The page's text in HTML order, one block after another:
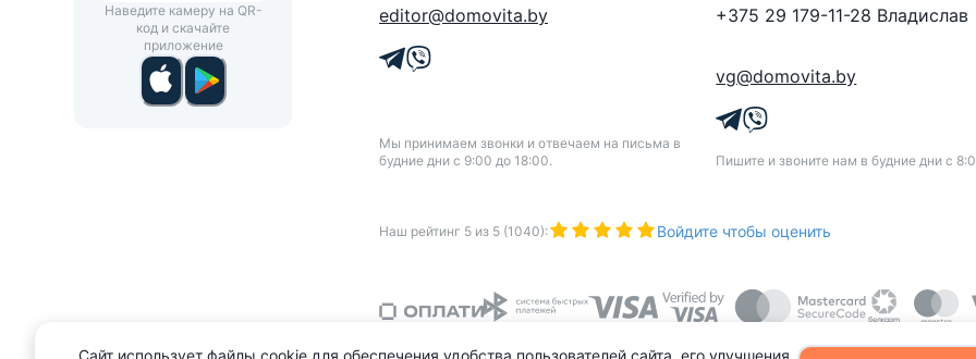
Наведите камеру на QR-
код и скачайте
приложение
editor@domovita.by
Мы принимаем звонки и отвечаем на письма в
будние дни с 9:00 до 18:00.
+375 29 179-11-28 Владислав
vg@domovita.by
Пишите и звоните нам в будние дни с
Наш рейтинг 5 из 5 (1040): Войдите чтобы оценить
Сайт использует файлы cookie для обеспечения удобства пользователей сайта, его улучшения,